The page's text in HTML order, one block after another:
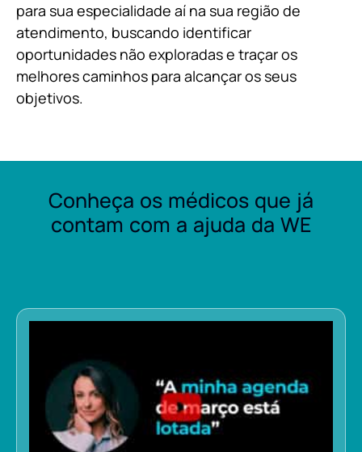
para sua especialidade aí na sua região de
atendimento, buscando identificar
oportunidades não exploradas e traçar os
melhores caminhos para alcançar os seus
objetivos.
Conheça os médicos que já
contam com a ajuda da WE